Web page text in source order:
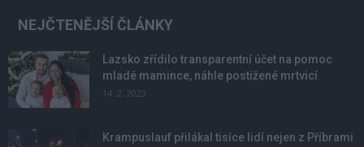
NEJČTENĚJŠÍ ČLÁNKY
Lazsko zřídilo transparentní účet na pomoc
mladé mamince, náhle postižené mrtvicí
14. 2. 2023
Krampuslauf přilákal tisíce lidí nejen z Příbrami